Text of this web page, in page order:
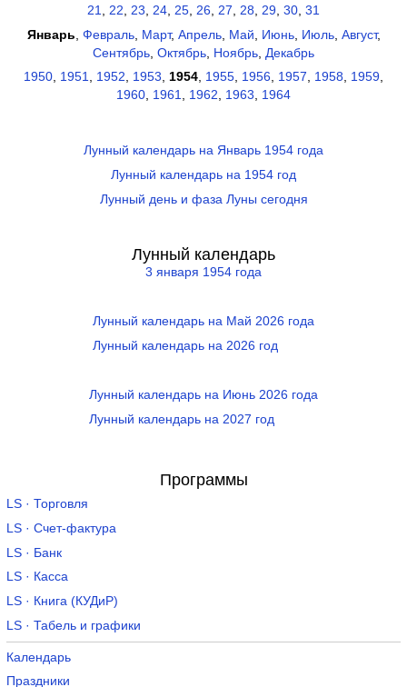
21
22 23 24 25 26 27 28 29 30 31
Январь Февраль, Март, Апрель, Май Июнь, Июль, Август,
Сентябрь Октябрь Ноябрь Декабрь
1950, 1951, 1952, 1953, 1954, 1955, 1956, 1957, 1958, 1959,
1960, 1961, 1962, 1963, 1964
Лунный календарь на Январь 1954 года
Лунный календарь на 1954 год
Лунный день и фаза Луны сегодня
Лунный календарь
3 января 1954 года
Лунный календарь на Май 2026 года
Лунный календарь на 2026 год
Лунный календарь на Июнь 2026 года
Лунный календарь на 2027 год
Программы
LS · Торговля
LS · Счет-фактура
LS · Банк
LS · Касса
LS · Книга (КУДиР)
LS · Табель и графики
Календарь
Праздники